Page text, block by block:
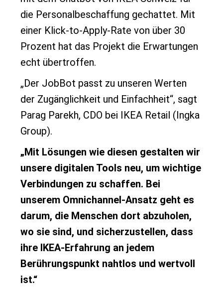
die Personalbeschaffung gechattet. Mit
einer Klick-to-Apply-Rate von über 30
Prozent hat das Projekt die Erwartungen
echt übertroffen.
„Der JobBot passt zu unseren Werten
der Zugänglichkeit und Einfachheit“, sagt
Parag Parekh, CDO bei IKEA Retail (Ingka
Group).
„Mit Lösungen wie diesen gestalten wir
unsere digitalen Tools neu, um wichtige
Verbindungen zu schaffen. Bei
unserem Omnichannel-Ansatz geht es
darum, die Menschen dort abzuholen,
wo sie sind, und sicherzustellen, dass
ihre IKEA-Erfahrung an jedem
Berührungspunkt nahtlos und wertvoll
ist.“